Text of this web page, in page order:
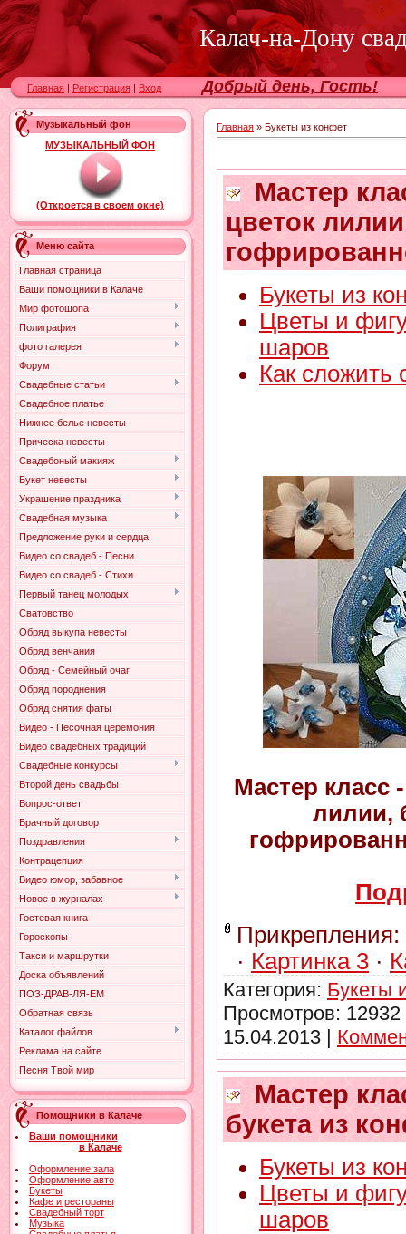
Калач-на-Дону
Главная | Регистрация | Вход Добрый день, Гость!
Музыкальный фон
МУЗЫКАЛЬНЫЙ ФОН
(Откроется в своем окне)
Меню сайта
Главная страница
Ваши помощники в Калаче
Мир фотошопа
Полиграфия
фото галерея
Форум
Свадебные статьи
Свадебное платье
Нижнее белье невесты
Прическа невесты
Свадебоный макияж
Букет невесты
Украшение праздника
Свадебная музыка
Предложение руки и сердца
Видео со свадеб - Песни
Видео со свадеб - Стихи
Первый танец молодых
Сватовство
Обряд выкупа невесты
Обряд венчания
Обряд - Семейный очаг
Обряд породнения
Обряд снятия фаты
Видео - Песочная церемония
Видео свадебных традиций
Свадебные конкурсы
Второй день свадьбы
Вопрос-ответ
Брачный договор
Поздравления
Контрацепция
Видео юмор, забавное
Новое в журналах
Гостевая книга
Гороскопы
Такси и маршрутки
Доска объявлений
ПОЗ-ДРАВ-ЛЯ-ЕМ
Обратная связь
Каталог файлов
Реклама на сайте
Песня Твой мир
Помощники в Калаче
Ваши помощники
в Калаче
Оформление зала
Оформление авто
Букеты
Кафе и рестораны
Свадебный торт
Музыка
Главная » Букеты из конфет
Мастер
цветок
Букеты из
Цветы и
шаров
Как сложить
Мастер класс
лилии,
Прикрепления:
· Картинка 3 ·
Категория: Букеты
Просмотров:
15.04.2013 |
Мастер
букета из
Букеты из
Цветы и
шаров